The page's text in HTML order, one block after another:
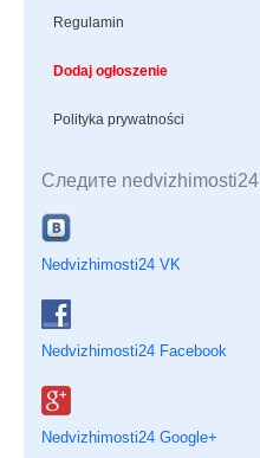
Regulamin
Dodaj ogłoszenie
Polityka prywatności
Следите nedvizhimosti24
Nedvizhimosti24 VK
Nedvizhimosti24 Facebook
Nedvizhimosti24 Google+